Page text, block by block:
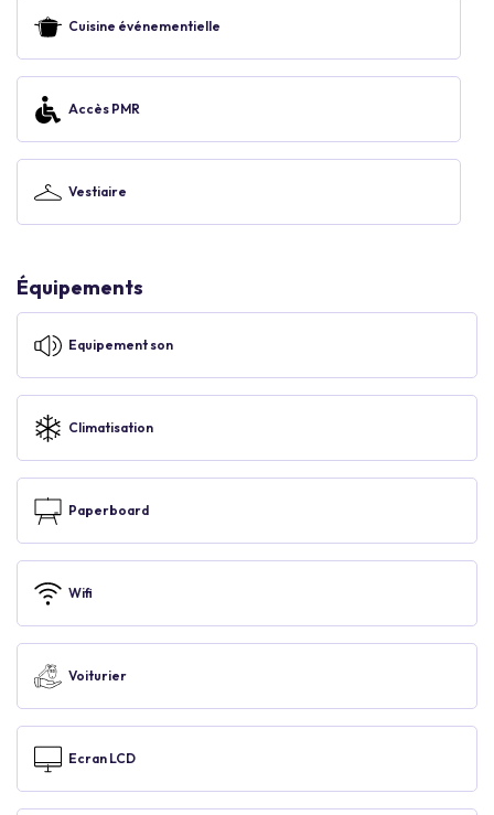
Cuisine événementielle
Accès PMR
Vestiaire
Équipements
Equipement son
Climatisation
Paperboard
Wifi
Voiturier
Ecran LCD